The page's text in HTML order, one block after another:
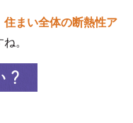
住まい全体の断熱性ア
。
？